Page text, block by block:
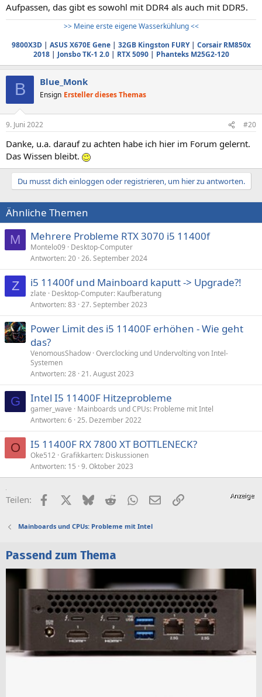
Aufpassen, das gibt es sowohl mit DDR4 als auch mit DDR5.
>> Meine erste eigene Wasserkühlung <<
9800X3D| ASUS X670E Gene| 32GB Kingston FURY| Corsair RM850x
2018| Jonsbo TK-1 2.0| RTX 5090| Phanteks M25G2-120
B Blue_Monk
Ensign Ersteller dieses Themas
9. Juni 2022 #20
Danke, u.a. darauf zu achten habe ich hier im Forum gelernt.
Das Wissen bleibt.
Du musst dich einloggen oder registrieren, um hier zu antworten.
Ähnliche Themen
M Mehrere Probleme RTX 3070 i5 11400f
Montelo09
Desktop-Computer
Antworten 20 26. September 2024
Z i5 11400f und Mainboard kaputt -> Upgrade?!
zlate
Desktop-Computer: Kaufberatung
Antworten 83 27. September 2023
Power Limit des i5 11400F erhöhen - Wie geht
das?
VenomousShadow Overclocking und Undervolting von Intel-
Systemen
Antworten 28 21. August 2023
G Intel I5 11400F Hitzeprobleme
gamer_wave
Mainboards und CPUs: Probleme mit Intel
Antworten 6 25. Dezember 2022
O I5 11400F RX 7800 XT BOTTLENECK?
Oke512 Grafikkarten: Diskussionen
Antworten 15 9. Oktober 2023
Teilen: FacebookX (Twitter)
BlueskyRedditWhatsApp
E-MailLink
Mainboards und CPUs: Probleme mit Intel
Passend zum Thema